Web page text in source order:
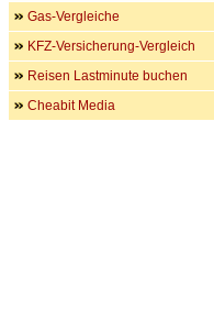
Gas-Vergleiche
KFZ-Versicherung-Vergleich
Reisen Lastminute buchen
Cheabit Media